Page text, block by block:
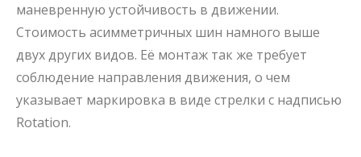
маневренную устойчивость в движении.
Стоимость асимметричных шин намного выше
двух других видов. Её монтаж так же требует
соблюдение направления движения, о чем
указывает маркировка в виде стрелки с надписью
Rotation.